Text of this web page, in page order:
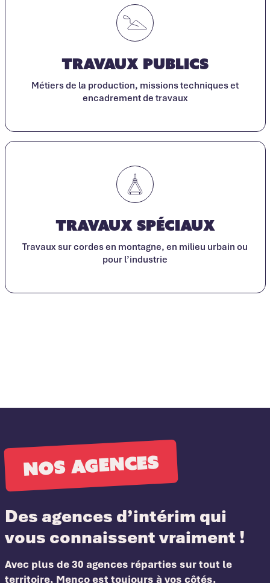
Travaux publics
Métiers de la production, missions techniques et
encadrement de travaux
Travaux spéciaux
Travaux sur cordes en montagne, en milieu urbain ou
pour l’industrie
Nos agences
Des agences d’intérim qui
vous connaissent vraiment !
Avec plus de 30 agences réparties sur tout le
territoire, Menco est toujours à vos côtés.